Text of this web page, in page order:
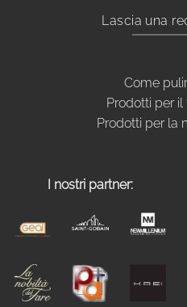
Lascia una
Come
Prodotti per
Prodotti per la
I nostri partner: